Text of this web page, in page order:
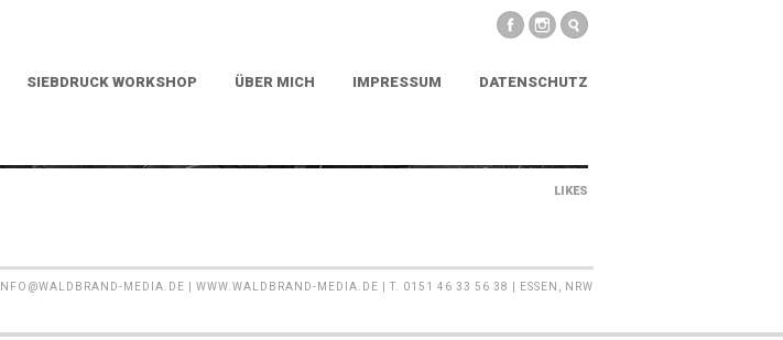
SIEBDRUCK WORKSHOP ÜBER MICH IMPRESSUM DATENSCHUTZ
LIKES
INFO@WALDBRAND-MEDIA.DE | WWW.WALDBRAND-MEDIA.DE | T. 0151 46 33 56 38 | ESSEN, NRW